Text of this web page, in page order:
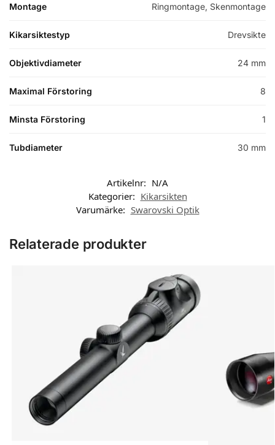
Montage Ringmontage, Skenmontage
Kikarsiktestyp Drevsikte
Objektivdiameter 24 mm
Maximal Förstoring 8
Minsta Förstoring 1
Tubdiameter 30 mm
Artikelnr: N/A
Kategorier: Kikarsikten
Varumärke: Swarovski Optik
Relaterade produkter